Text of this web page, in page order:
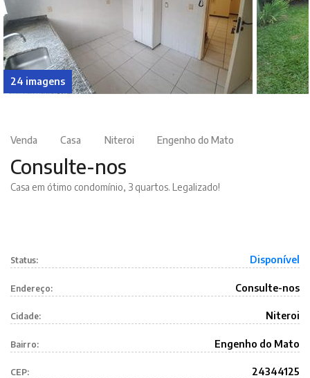
24 imagens
Venda Casa Niteroi Engenho do Mato
Consulte-nos
Casa em ótimo condomínio, 3 quartos. Legalizado!
Status: Disponível
Endereço: Consulte-nos
Cidade: Niteroi
Bairro: Engenho do Mato
CEP: 24344125